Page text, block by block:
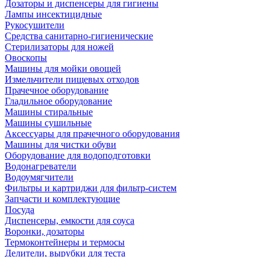
Дозаторы и диспенсеры для гигиены
Лампы инсектицидные
Рукосушители
Средства санитарно-гигиенические
Стерилизаторы для ножей
Овоскопы
Машины для мойки овощей
Измельчители пищевых отходов
Прачечное оборудование
Гладильное оборудование
Машины стиральные
Машины сушильные
Аксессуары для прачечного оборудования
Машины для чистки обуви
Оборудование для водоподготовки
Водонагреватели
Водоумягчители
Фильтры и картриджи для фильтр-систем
Запчасти и комплектующие
Посуда
Диспенсеры, емкости для соуса
Воронки, дозаторы
Термоконтейнеры и термосы
Делители, вырубки для теста